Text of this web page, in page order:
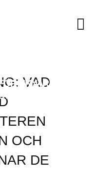
HÄNDER
VID
LIKNAR
VAD
OCH
DE